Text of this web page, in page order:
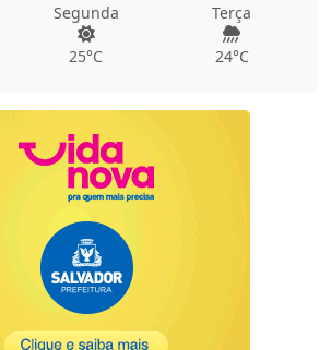
Segunda
25°C
Terça
24°C